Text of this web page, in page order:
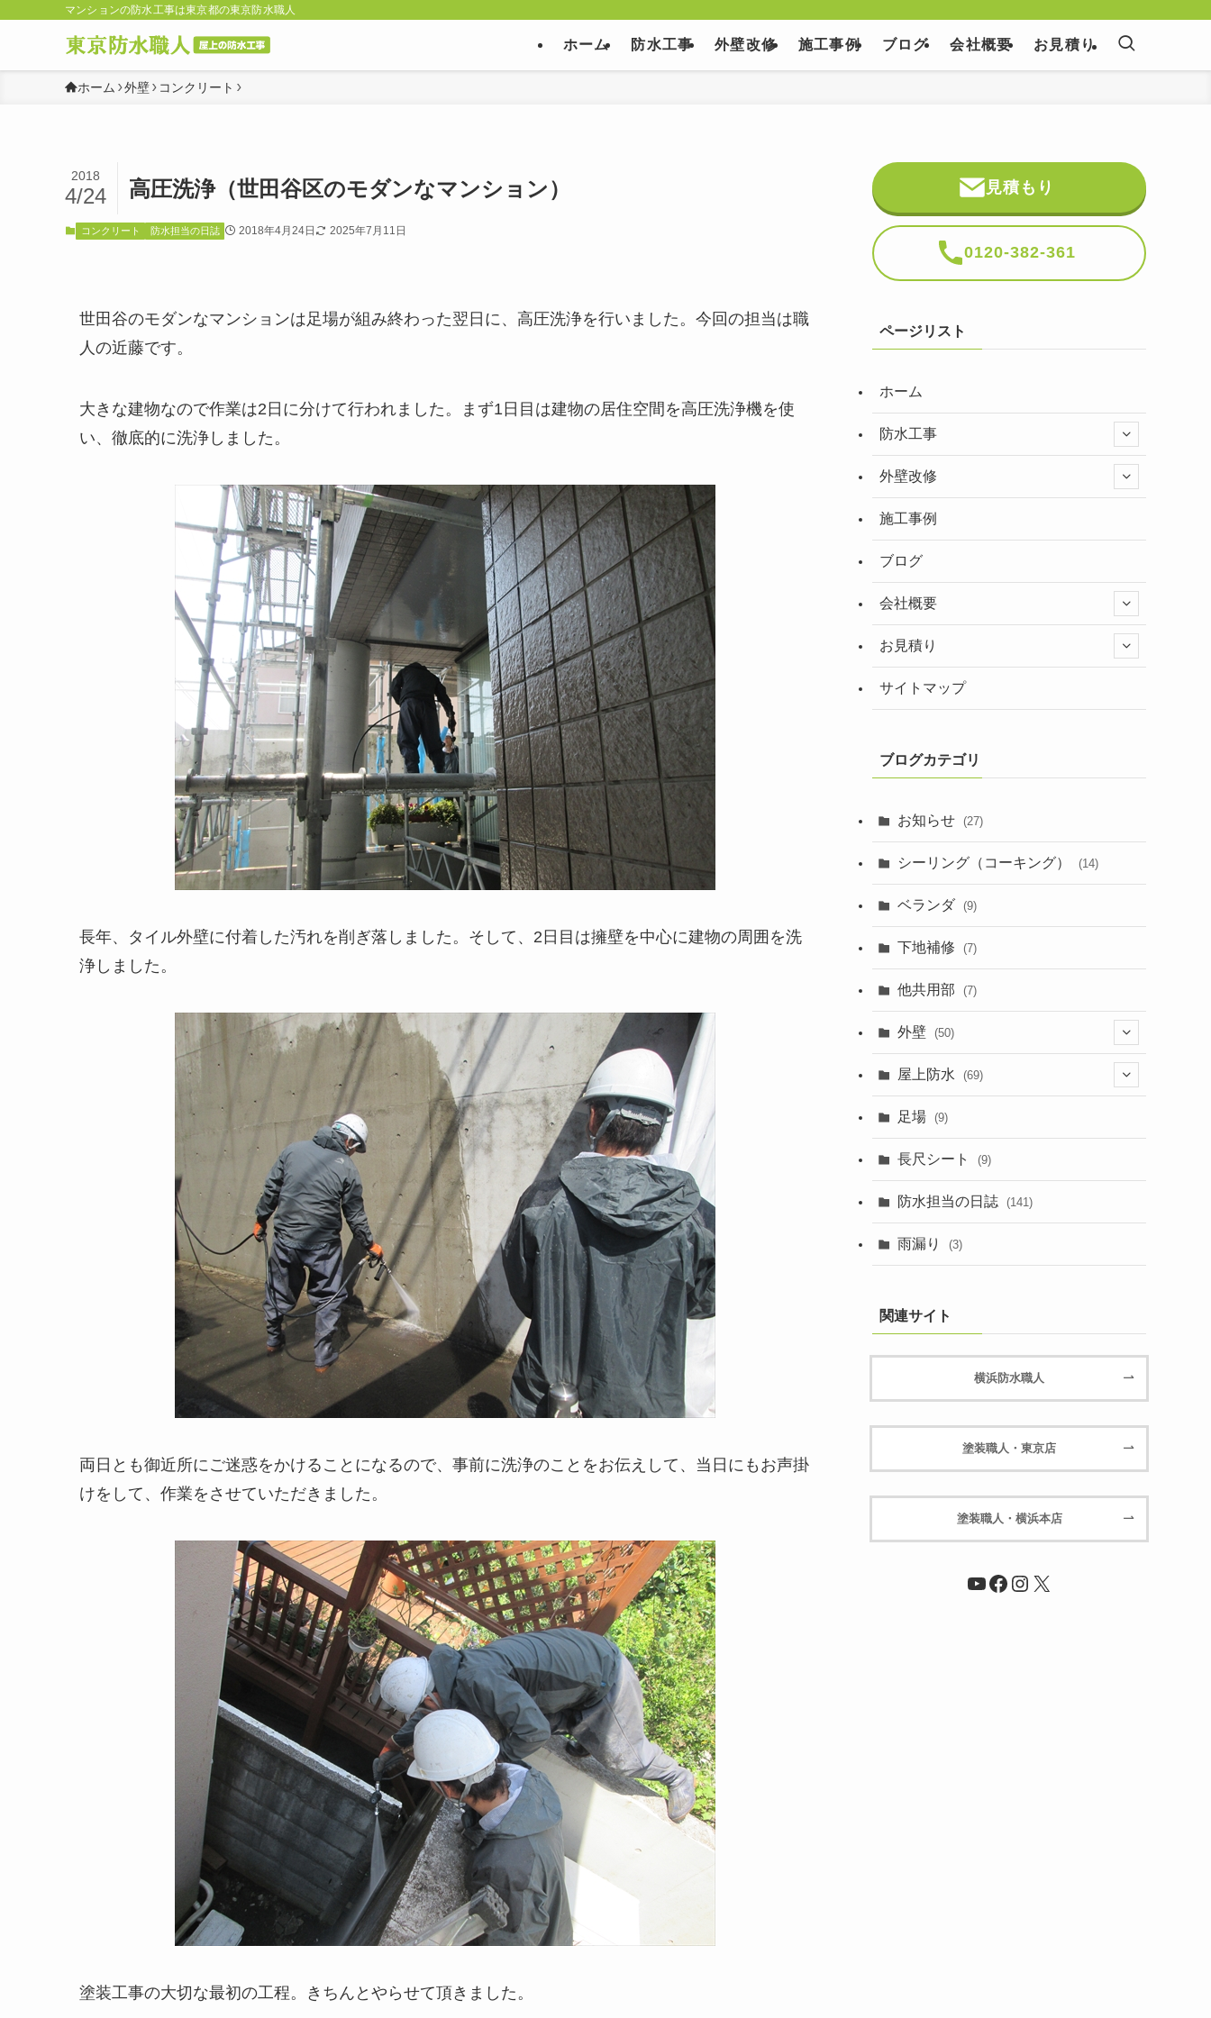
マンションの防水工事は東京都の東京防水職人
ホーム 防水工事 外壁改修 施工事例 ブログ 会社概要 お見積り
ホーム 外壁 コンクリート
高圧洗浄（世田谷区のモダンなマンション）
2018
4/24
コンクリート 防水担当の日誌 2018年4月24日 2025年7月11日
世田谷のモダンなマンションは足場が組み終わった翌日に、高圧洗浄を行いました。今回の担当は職
人の近藤です。
大きな建物なので作業は2日に分けて行われました。まず1日目は建物の居住空間を高圧洗浄機を使
い、徹底的に洗浄しました。
長年、タイル外壁に付着した汚れを削ぎ落しました。そして、2日目は擁壁を中心に建物の周囲を洗
浄しました。
両日とも御近所にご迷惑をかけることになるので、事前に洗浄のことをお伝えして、当日にもお声掛
けをして、作業をさせていただきました。
塗装工事の大切な最初の工程。きちんとやらせて頂きました。
見積もり
0120-382-361
ページリスト
ホーム
防水工事
外壁改修
施工事例
ブログ
会社概要
お見積り
サイトマップ
ブログカテゴリ
お知らせ (27)
シーリング（コーキング） (14)
ベランダ (9)
下地補修 (7)
他共用部 (7)
外壁 (50)
(6)
(32)
屋上防水 (69)
(50)
足場 (9)
長尺シート (9)
防水担当の日誌 (141)
雨漏り (3)
関連サイト
横浜防水職人
塗装職人・東京店
塗装職人・横浜本店
YouTube
Facebook
Instagram
X